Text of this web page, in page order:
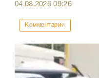
04.08.202609:26
Комментарии